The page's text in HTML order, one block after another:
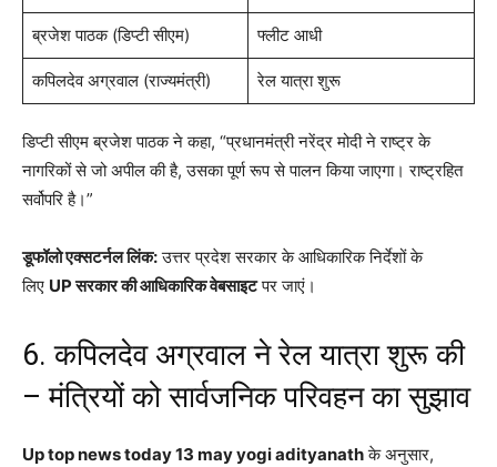
ब्रजेश पाठक (डिप्टी सीएम) फ्लीट आधी
कपिलदेव अग्रवाल (राज्यमंत्री) रेल यात्रा शुरू
डिप्टी सीएम ब्रजेश पाठक ने कहा, “प्रधानमंत्री नरेंद्र मोदी ने राष्ट्र के
नागरिकों से जो अपील की है, उसका पूर्ण रूप से पालन किया जाएगा। राष्ट्रहित
सर्वोपरि है।”
डूफॉलो एक्सटर्नल लिंक:उत्तर प्रदेश सरकार के आधिकारिक निर्देशों के
लिए UP सरकार की आधिकारिक वेबसाइटपर जाएं।
6. कपिलदेव अग्रवाल ने रेल यात्रा शुरू की
– मंत्रियों को सार्वजनिक परिवहन का सुझाव
Up top news today 13 may yogi adityanathके अनुसार,